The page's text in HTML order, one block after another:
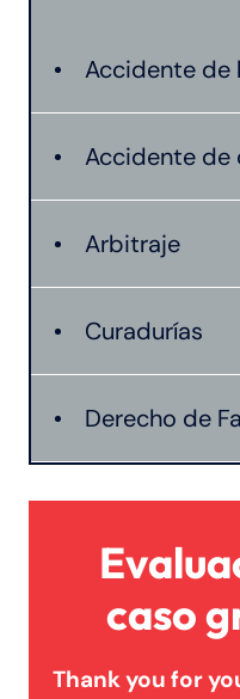
Accidente de
Accidente de
Arbitraje
Curadurías
Derecho de
Lesión
Lesión por
Leyes de
caso
Thank you for